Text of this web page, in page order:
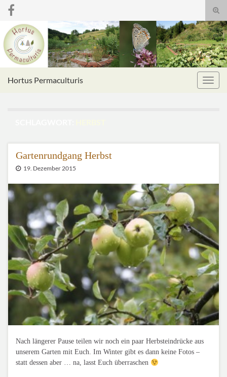
Search for:
Hortus Permaculturis
Gartenrundgang Herbst
19. Dezember 2015
Nach längerer Pause teilen wir noch ein paar Herbsteindrücke aus
unserem Garten mit Euch. Im Winter gibt es dann keine Fotos –
statt dessen aber … na, lasst Euch überraschen